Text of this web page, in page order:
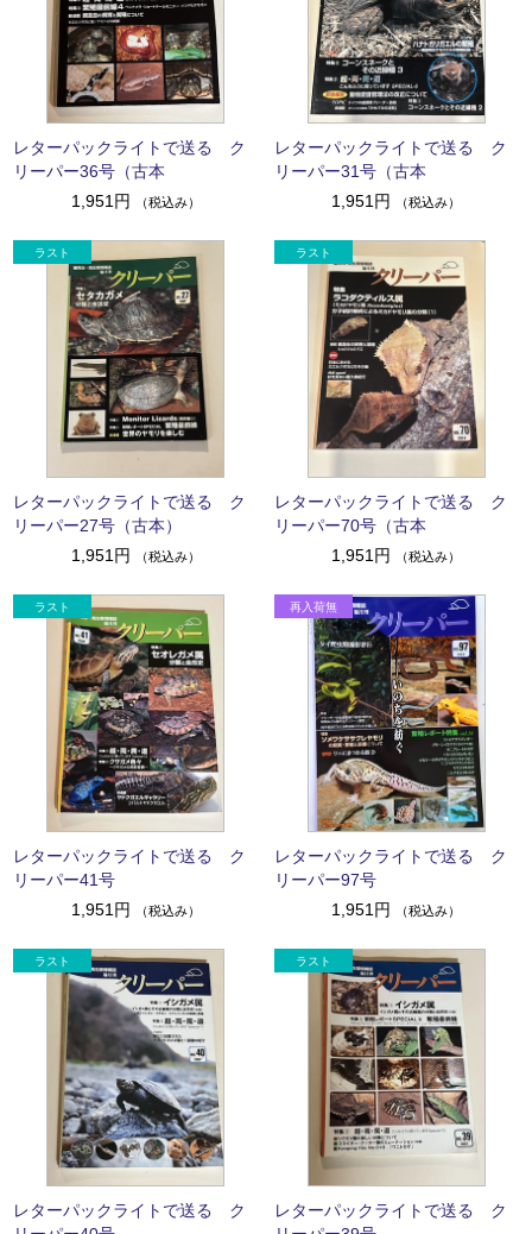
レターパックライトで送る ク
リーパー36号（古本
1,951円
（税込み）
レターパックライトで送る ク
リーパー31号（古本
1,951円
（税込み）
レターパックライトで送る ク
リーパー27号（古本）
1,951円
（税込み）
レターパックライトで送る ク
リーパー70号（古本
1,951円
（税込み）
レターパックライトで送る ク
リーパー41号
1,951円
（税込み）
レターパックライトで送る ク
リーパー97号
1,951円
（税込み）
レターパックライトで送る ク
レターパックライトで送る ク